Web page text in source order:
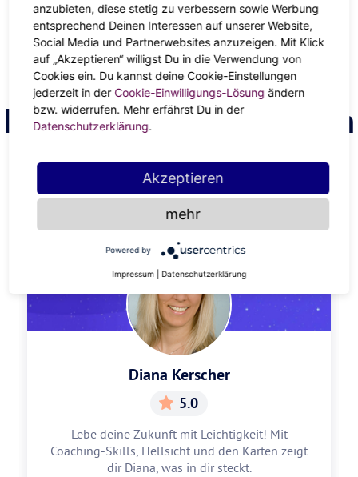
Ups, hier gibt es noch nichts zu
sehen.
Bitte wähle einen anderen Monat aus.
Finde deinen Astrologen
Diana Kerscher
5.0
Lebe deine Zukunft mit Leichtigkeit! Mit
Coaching-Skills, Hellsicht und den Karten zeigt
dir Diana, was in dir steckt.
anzubieten, diese stetig zu verbessern sowie Werbung
entsprechend Deinen Interessen auf unserer Website,
Social Media und Partnerwebsites anzuzeigen. Mit Klick
auf „Akzeptieren“ willigst Du in die Verwendung von
Cookies ein. Du kannst deine Cookie-Einstellungen
jederzeit in der Cookie-Einwilligungs-Lösung ändern
bzw. widerrufen. Mehr erfährst Du in der
Datenschutzerklärung.
Akzeptieren
mehr
Powered by
Impressum Datenschutzerklärung